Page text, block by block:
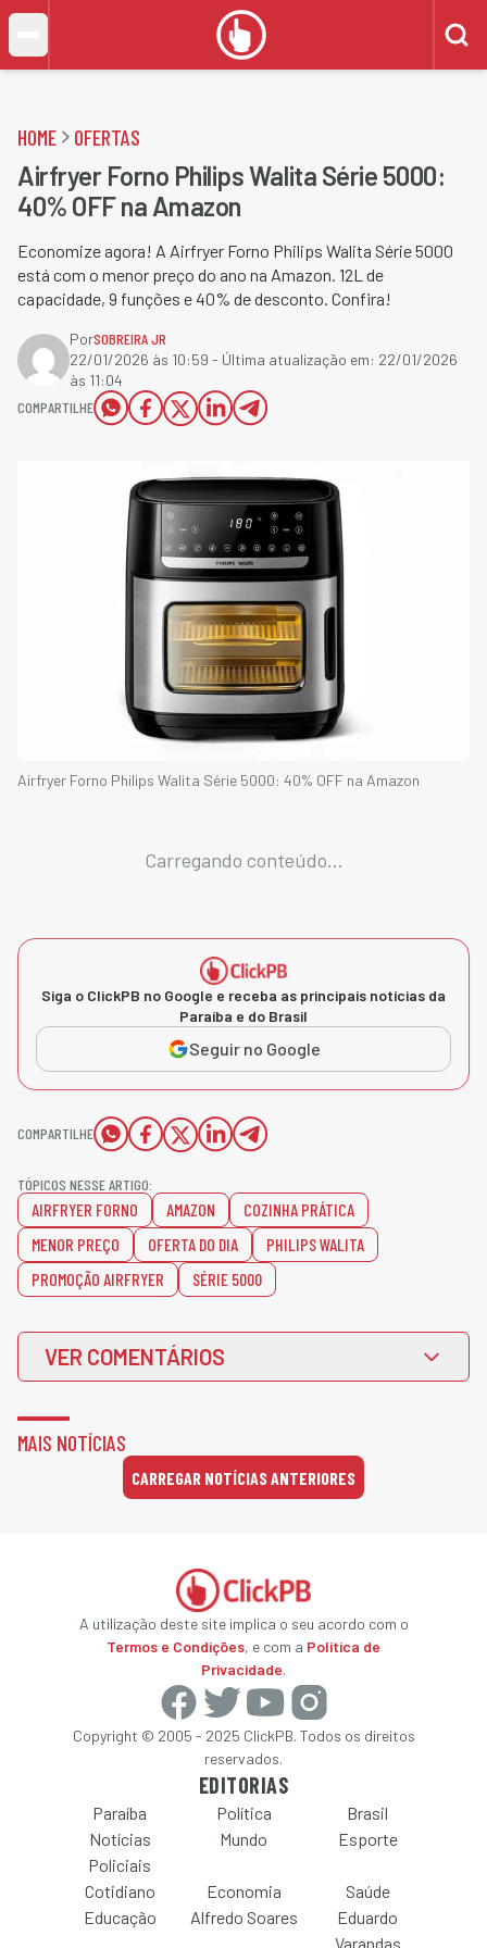
HOME OFERTAS
Airfryer Forno Philips Walita Série 5000:
40% OFF na Amazon
Economize agora! A Airfryer Forno Philips Walita Série 5000
está com o menor preço do ano na Amazon. 12L de
capacidade, 9 funções e 40% de desconto. Confira!
PorSOBREIRA JR
22/01/2026 às 10:59 - Última atualização em: 22/01/2026
às 11:04
COMPARTILHE
Airfryer Forno Philips Walita Série 5000: 40% OFF na Amazon
Carregando conteúdo...
Siga o ClickPB no Google e receba as principais notícias da
Paraíba e do Brasil
Seguir no Google
COMPARTILHE
TÓPICOS NESSE ARTIGO:
AIRFRYER FORNO AMAZON
COZINHA PRÁTICA
MENOR PREÇO
OFERTA DO DIA
PHILIPS WALITA
PROMOÇÃO AIRFRYER
SÉRIE 5000
VER COMENTÁRIOS
MAIS NOTÍCIAS
CARREGAR NOTÍCIAS ANTERIORES
A utilização deste site implica o seu acordo com o
Termos e Condições, e com a Política de
Privacidade.
Copyright © 2005 - 2025 ClickPB. Todos os direitos
reservados.
EDITORIAS
Paraíba Política
Brasil
Notícias
Policiais
Mundo Esporte
Cotidiano Economia
Saúde
Educação
Alfredo Soares
Eduardo
Varandas